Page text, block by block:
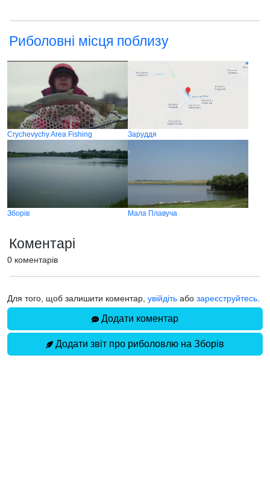
Риболовні місця поблизу
Crychevychy Area Fishing Заруддя
Зборів Мала Плавуча
Коментарі
0 коментарів
Для того, щоб залишити коментар, увійдіть або зареєструйтесь
Додати коментар
Додати звіт про риболовлю на Зборів